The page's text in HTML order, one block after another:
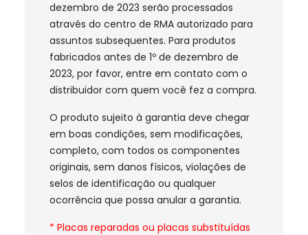
dezembro de 2023 serão processados
através do centro de RMA autorizado para
assuntos subsequentes. Para produtos
fabricados antes de 1º de dezembro de
2023, por favor, entre em contato com o
distribuidor com quem você fez a compra.
O produto sujeito à garantia deve chegar
em boas condições, sem modificações,
completo, com todos os componentes
originais, sem danos físicos, violações de
selos de identificação ou qualquer
ocorrência que possa anular a garantia.
* Placas reparadas ou placas substituídas